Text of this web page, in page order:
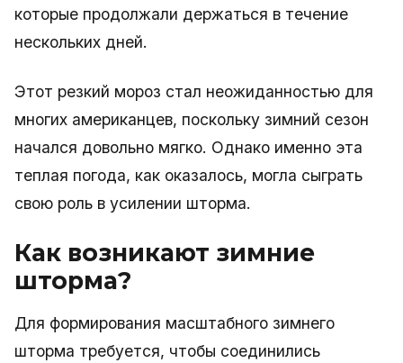
которые продолжали держаться в течение
нескольких дней.
Этот резкий мороз стал неожиданностью для
многих американцев, поскольку зимний сезон
начался довольно мягко. Однако именно эта
теплая погода, как оказалось, могла сыграть
свою роль в усилении шторма.
Как возникают зимние
шторма?
Для формирования масштабного зимнего
шторма требуется, чтобы соединились